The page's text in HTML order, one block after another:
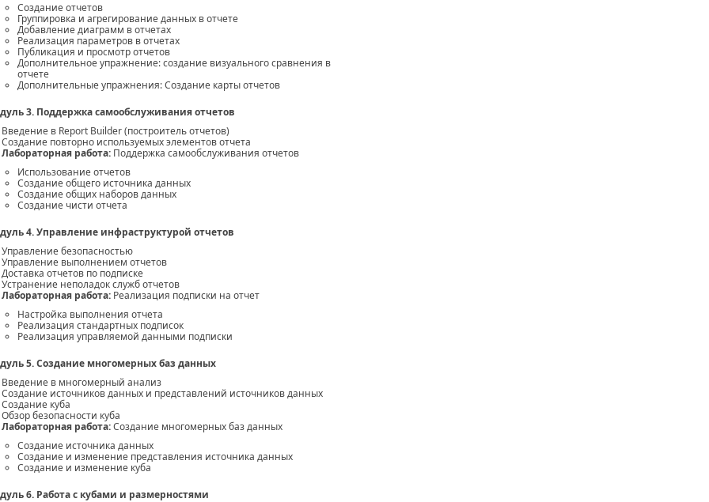
Создание отчетов
Группировка и агрегирование данных в отчете
Добавление диаграмм в отчетах
Реализация параметров в отчетах
Публикация и просмотр отчетов
Дополнительное упражнение: создание визуального сравнения в
отчете
Дополнительные упражнения: Создание карты отчетов
3. Поддержка самообслуживания отчетов
Введение в Report Builder (построитель отчетов)
Создание повторно используемых элементов отчета
Лабораторная работа: Поддержка самообслуживания отчетов
Использование отчетов
Создание общего источника данных
Создание общих наборов данных
Создание чисти отчета
4. Управление инфраструктурой отчетов
Управление безопасностью
Управление выполнением отчетов
Доставка отчетов по подписке
Устранение неполадок служб отчетов
Лабораторная работа: Реализация подписки на отчет
Настройка выполнения отчета
Реализация стандартных подписок
Реализация управляемой данными подписки
5. Создание многомерных баз данных
Введение в многомерный анализ
Создание источников данных и представлений источников данных
Создание куба
Обзор безопасности куба
Лабораторная работа:Создание многомерных баз данных
Создание источника данных
Создание и изменение представления источника данных
Создание и изменение куба
6. Работа с кубами и размерностями